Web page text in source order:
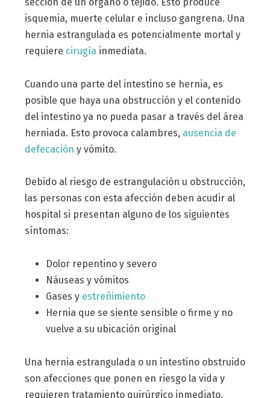
isquemia, muerte celular e incluso gangrena. Una
hernia estrangulada es potencialmente mortal y
requiere cirugía inmediata.
Cuando una parte del intestino se hernia, es
posible que haya una obstrucción y el contenido
del intestino ya no pueda pasar a través del área
herniada. Esto provoca calambres, ausencia de
defecación y vómito.
Debido al riesgo de estrangulación u obstrucción,
las personas con esta afección deben acudir al
hospital si presentan alguno de los siguientes
síntomas:
Dolor repentino y severo
Náuseas y vómitos
Gases y estreñimiento
Hernia que se siente sensible o firme y no
vuelve a su ubicación original
Una hernia estrangulada o un intestino obstruido
son afecciones que ponen en riesgo la vida y
requieren tratamiento quirúrgico inmediato.